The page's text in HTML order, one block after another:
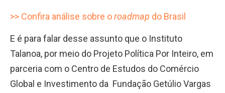
>> Confira análise sobre oroadmap do Brasil
E é para falar desse assunto que o Instituto
Talanoa, por meio do Projeto Política Por Inteiro, em
parceria com o Centro de Estudos do Comércio
Global e Investimento da Fundação Getúlio Vargas